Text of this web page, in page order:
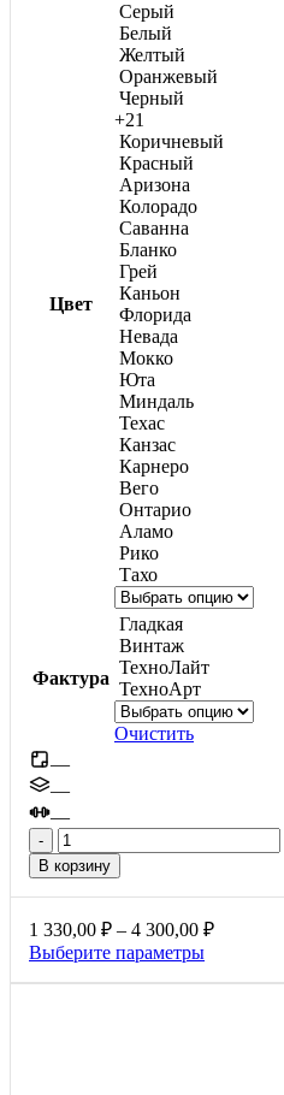
Цвет
Серый
Белый
Желтый
Оранжевый
Черный
+21
Коричневый
Красный
Аризона
Колорадо
Саванна
Бланко
Грей
Каньон
Флорида
Невада
Мокко
Юта
Миндаль
Техас
Канзас
Карнеро
Вего
Онтарио
Аламо
Рико
Тахо
Фактура
Гладкая
Винтаж
ТехноЛайт
ТехноАрт
Очистить
—
—
—
Количество
товара
Терра,
80мм
В корзину
1 330,00 ₽ – 4 300,00 ₽Диапазон
Выберите параметрыЭтот